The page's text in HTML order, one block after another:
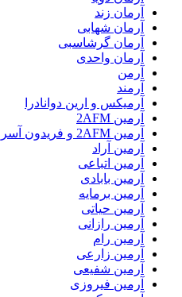
آرمان زند
آرمان شهابی
آرمان گرشاسبی
آرمان واحدی
آرمن
آرمند
آرمیکس و ارین دوانادرا
آرمین 2AFM
آرمین 2AFM و فریدون آسرایی
آرمین آراد
آرمین اتباعی
آرمین بابادی
آرمین برمایه
آرمین حیاتی
آرمین رازانی
آرمین رام
آرمین زارعی
آرمین شفیعی
آرمین فیروزی